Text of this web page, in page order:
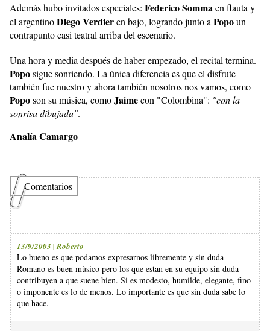
Además hubo invitados especiales: Federico Sommaen flauta y
el argentinoDiego Verdieren bajo, logrando junto aPopoun
contrapunto casi teatral arriba del escenario.
Una hora y media después de haber empezado, el recital termina.
Poposigue sonriendo. La única diferencia es que el disfrute
también fue nuestro y ahora también nosotros nos vamos, como
Poposon su música, comoJaimecon "Colombina": "con la
sonrisa dibujada".
Analía Camargo
Comentarios
13/9/2003 | Roberto
Lo bueno es que podamos expresarnos libremente y sin duda
Romano es buen mùsico pero los que estan en su equipo sin duda
contribuyen a que suene bien. Si es modesto, humilde, elegante, fino
o imponente es lo de menos. Lo importante es que sin duda sabe lo
que hace.